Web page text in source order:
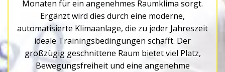
Monaten für ein angenehmes Raumklima sorgt.
Ergänzt wird dies durch eine moderne,
automatisierte Klimaanlage, die zu jeder Jahreszeit
ideale Trainingsbedingungen schafft. Der
großzügig geschnittene Raum bietet viel Platz,
Bewegungsfreiheit und eine angenehme